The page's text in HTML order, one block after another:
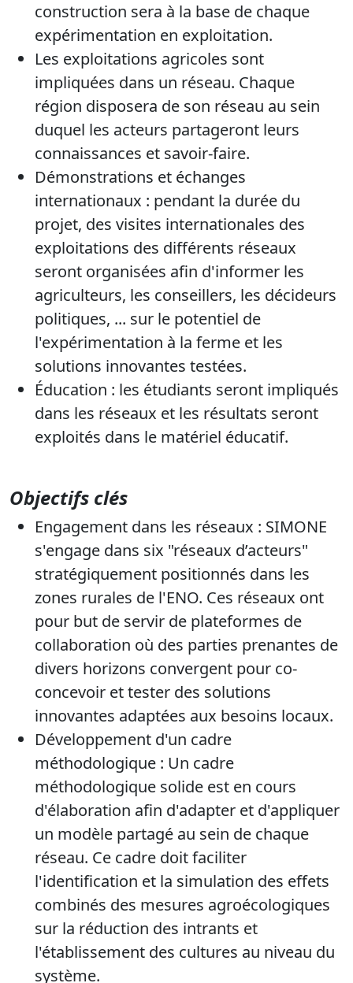
construction sera à la base de chaque
expérimentation en exploitation.
Les exploitations agricoles sont
impliquées dans un réseau. Chaque
région disposera de son réseau au sein
duquel les acteurs partageront leurs
connaissances et savoir-faire.
Démonstrations et échanges
internationaux : pendant la durée du
projet, des visites internationales des
exploitations des différents réseaux
seront organisées afin d'informer les
agriculteurs, les conseillers, les décideurs
politiques, ... sur le potentiel de
l'expérimentation à la ferme et les
solutions innovantes testées.
Éducation : les étudiants seront impliqués
dans les réseaux et les résultats seront
exploités dans le matériel éducatif.
Objectifs clés
Engagement dans les réseaux : SIMONE
s'engage dans six "réseaux d’acteurs"
stratégiquement positionnés dans les
zones rurales de l'ENO. Ces réseaux ont
pour but de servir de plateformes de
collaboration où des parties prenantes de
divers horizons convergent pour co-
concevoir et tester des solutions
innovantes adaptées aux besoins locaux.
Développement d'un cadre
méthodologique : Un cadre
méthodologique solide est en cours
d'élaboration afin d'adapter et d'appliquer
un modèle partagé au sein de chaque
réseau. Ce cadre doit faciliter
l'identification et la simulation des effets
combinés des mesures agroécologiques
sur la réduction des intrants et
l'établissement des cultures au niveau du
système.